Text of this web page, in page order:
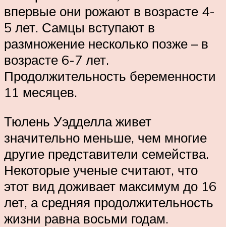
впервые они рожают в возрасте 4-
5 лет. Самцы вступают в
размножение несколько позже – в
возрасте 6-7 лет.
Продолжительность беременности
11 месяцев.
Тюлень Уэдделла живет
значительно меньше, чем многие
другие представители семейства.
Некоторые ученые считают, что
этот вид доживает максимум до 16
лет, а средняя продолжительность
жизни равна восьми годам.